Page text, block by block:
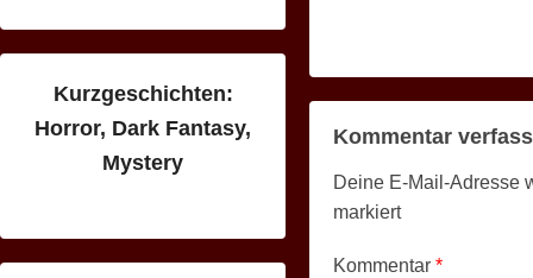
Kommentar
Deine E-Mail-Adresse
markiert
Kommentar *
Kurzgeschichten:
Horror, Dark Fantasy,
Mystery